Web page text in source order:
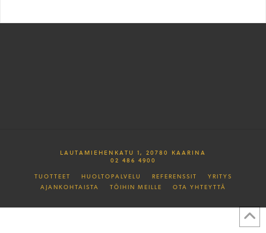
LAUTAMIEHENKATU 1, 20780 KAARINA
02 486 4900
TUOTTEET HUOLTOPALVELU REFERENSSIT
YRITYS
AJANKOHTAISTA
TÖIHIN MEILLE OTA YHTEYTTÄ